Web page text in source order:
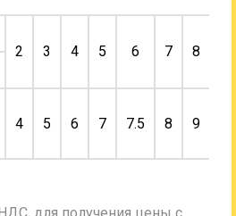
2
3 4 5 6 7 8
4 5 6 7 7.5 8 9